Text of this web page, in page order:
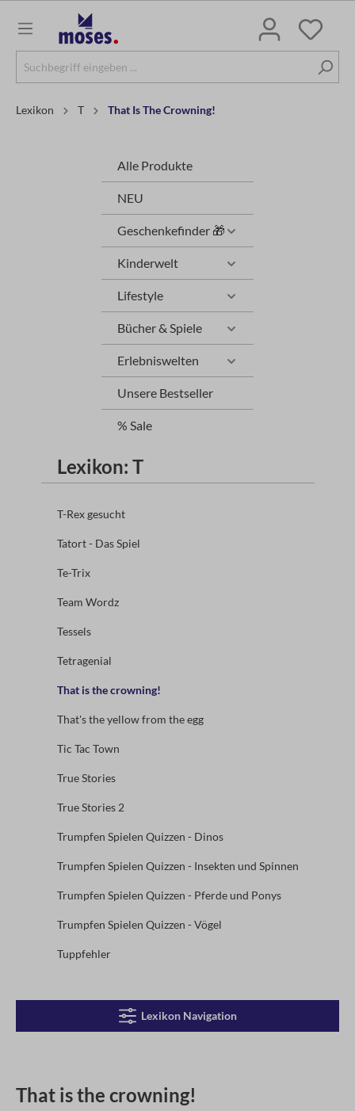
Lexikon T That Is The Crowning!
Alle Produkte
NEU
Geschenkefinder 🎁
Kinderwelt
Lifestyle
Bücher & Spiele
Erlebniswelten
Unsere Bestseller
% Sale
Lexikon: T
T-Rex gesucht
Tatort - Das Spiel
Te-Trix
Team Wordz
Tessels
Tetragenial
That is the crowning!
That's the yellow from the egg
Tic Tac Town
True Stories
True Stories 2
Trumpfen Spielen Quizzen - Dinos
Trumpfen Spielen Quizzen - Insekten und Spinnen
Trumpfen Spielen Quizzen - Pferde und Ponys
Trumpfen Spielen Quizzen - Vögel
Tuppfehler
Lexikon Navigation
That is the crowning!